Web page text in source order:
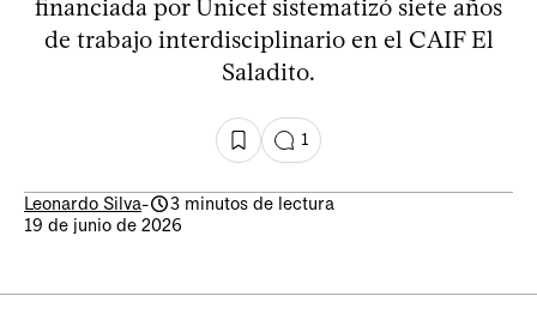
financiada por Unicef sistematizó siete años
de trabajo interdisciplinario en el CAIF El
Saladito.
1
Leonardo Silva-
3 minutos de lectura
19 de junio de 2026